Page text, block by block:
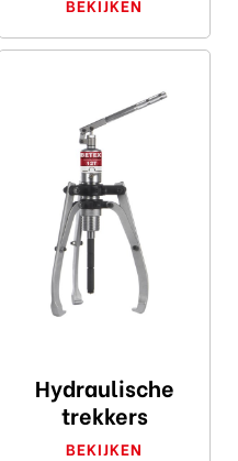
Hydraulische
trekkers
BEKIJKEN